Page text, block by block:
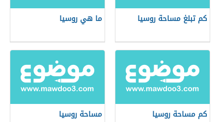
كم تبلغ مساحة روسيا ما هي روسيا
كم مساحة روسيا مساحة روسيا